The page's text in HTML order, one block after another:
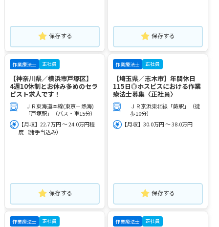
保存する 保存する
作業療法士 正社員
【神奈川県／横浜市戸塚区】
4週10休制とお休み多めのセラ
ピスト求人です！
ＪＲ東海道本線(東京－熱海)
「戸塚駅」（バス・車15分）
【月収】22.7万円 ～ 24.0万円程
度（諸手当込み）
保存する
作業療法士 正社員
【埼玉県／志木市】年間休日
115日◎ホスピスにおける作業
療法士募集〈正社員〉
ＪＲ京浜東北線「蕨駅」（徒
歩10分）
【月収】30.0万円 ～ 38.0万円
保存する
作業療法士 正社員 作業療法士 正社員